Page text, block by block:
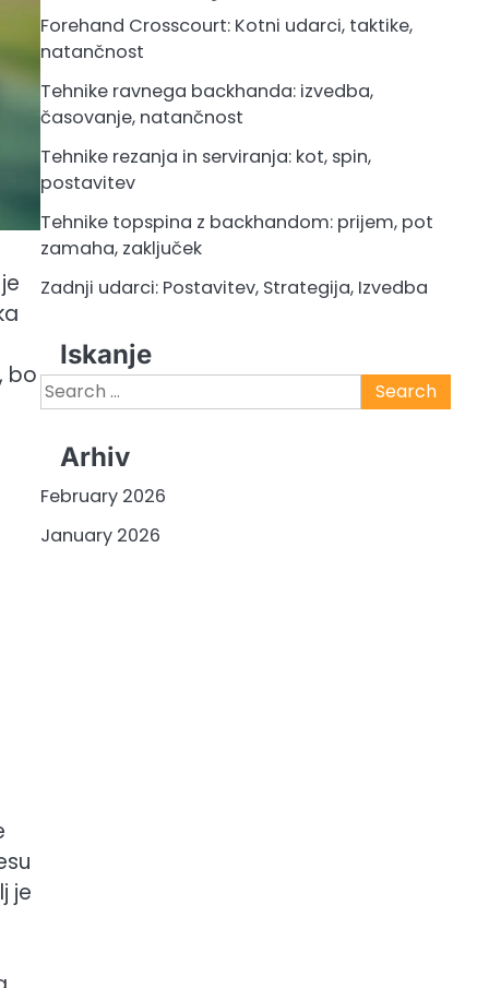
bo
je
Forehand Crosscourt: Kotni udarci, taktike,
natančnost
Tehnike ravnega backhanda: izvedba,
časovanje, natančnost
Tehnike rezanja in serviranja: kot, spin,
postavitev
Tehnike topspina z backhandom: prijem, pot
zamaha, zaključek
Zadnji udarci: Postavitev, Strategija, Izvedba
Iskanje
Search
for:
Arhiv
February 2026
January 2026